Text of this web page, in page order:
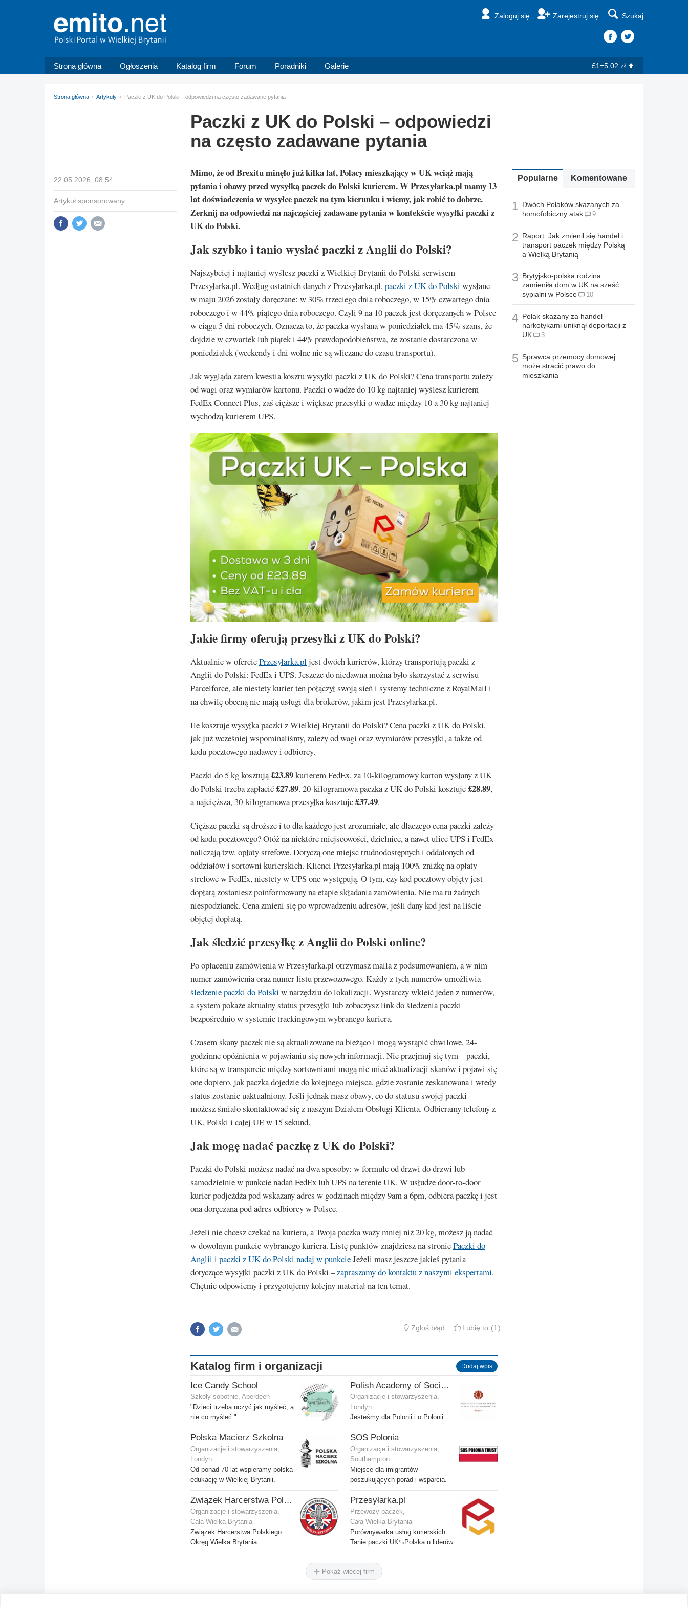
Zaloguj się Zarejestruj się Szukaj
Strona główna Ogłoszenia Katalog firm Forum Poradniki Galerie £1=5.02 zł
Strona główna Artykuły Paczki z UK do Polski – odpowiedzi na często zadawane pytania
Paczki z UK do Polski – odpowiedzi
na często zadawane pytania
22.05.2026, 08:54
Artykuł sponsorowany
Mimo, że od Brexitu minęło już kilka lat, Polacy mieszkający w UK wciąż mają
pytania i obawy przed wysyłką paczek do Polski kurierem. W Przesyłarka.pl mamy 13
lat doświadczenia w wysyłce paczek na tym kierunku i wiemy, jak robić to dobrze.
Zerknij na odpowiedzi na najczęściej zadawane pytania w kontekście wysyłki paczki z
UK do Polski.
Jak szybko i tanio wysłać paczki z Anglii do Polski?
Najszybciej i najtaniej wyślesz paczki z Wielkiej Brytanii do Polski serwisem
Przesyłarka.pl. Według ostatnich danych z Przesyłarka.pl,paczki z UK do Polski wysłane
w maju 2026 zostały doręczane: w 30% trzeciego dnia roboczego, w 15% czwartego dnia
roboczego i w 44% piątego dnia roboczego. Czyli 9 na 10 paczek jest doręczanych w Polsce
w ciągu 5 dni roboczych. Oznacza to, że paczka wysłana w poniedziałek ma 45% szans, że
dojdzie w czwartek lub piątek i 44% prawdopodobieństwa, że zostanie dostarczona w
poniedziałek (weekendy i dni wolne nie są wliczane do czasu transportu).
Jak wygląda zatem kwestia kosztu wysyłki paczki z UK do Polski? Cena transportu zależy
od wagi oraz wymiarów kartonu. Paczki o wadze do 10 kg najtaniej wyślesz kurierem
FedEx Connect Plus, zaś cięższe i większe przesyłki o wadze między 10 a 30 kg najtaniej
wychodzą kurierem UPS.
Jakie firmy oferują przesyłki z UK do Polski?
Aktualnie w oferciePrzesyłarka.pl jest dwóch kurierów, którzy transportują paczki z
Anglii do Polski: FedEx i UPS. Jeszcze do niedawna można było skorzystać z serwisu
Parcelforce, ale niestety kurier ten połączył swoją sień i systemy techniczne z RoyalMail i
na chwilę obecną nie mają usługi dla brokerów, jakim jest Przesyłarka.pl.
Ile kosztuje wysyłka paczki z Wielkiej Brytanii do Polski? Cena paczki z UK do Polski,
jak już wcześniej wspominaliśmy, zależy od wagi oraz wymiarów przesyłki, a także od
kodu pocztowego nadawcy i odbiorcy.
Paczki do 5 kg kosztują£23.89kurierem FedEx, za 10-kilogramowy karton wysłany z UK
do Polski trzeba zapłacić£27.89. 20-kilogramowa paczka z UK do Polski kosztuje£28.89,
a najcięższa, 30-kilogramowa przesyłka kosztuje£37.49.
Cięższe paczki są droższe i to dla każdego jest zrozumiałe, ale dlaczego cena paczki zależy
od kodu pocztowego? Otóż na niektóre miejscowości, dzielnice, a nawet ulice UPS i FedEx
naliczają tzw. opłaty strefowe. Dotyczą one miejsc trudnodostępnych i oddalonych od
oddziałów i sortowni kurierskich. Klienci Przesyłarka.pl mają 100% zniżkę na opłaty
strefowe w FedEx, niestety w UPS one występują. O tym, czy kod pocztowy objęty jest
dopłatą zostaniesz poinformowany na etapie składania zamówienia. Nie ma tu żadnych
niespodzianek. Cena zmieni się po wprowadzeniu adresów, jeśli dany kod jest na liście
objętej dopłatą.
Jak śledzić przesyłkę z Anglii do Polski online?
Po opłaceniu zamówienia w Przesyłarka.pl otrzymasz maila z podsumowaniem, a w nim
numer zamówienia oraz numer listu przewozowego. Każdy z tych numerów umożliwia
śledzenie paczki do Polski w narzędziu do lokalizacji. Wystarczy wkleić jeden z numerów,
a system pokaże aktualny status przesyłki lub zobaczysz link do śledzenia paczki
bezpośrednio w systemie trackingowym wybranego kuriera.
Czasem skany paczek nie są aktualizowane na bieżąco i mogą wystąpić chwilowe, 24-
godzinne opóźnienia w pojawianiu się nowych informacji. Nie przejmuj się tym – paczki,
które są w transporcie między sortowniami mogą nie mieć aktualizacji skanów i pojawi się
one dopiero, jak paczka dojedzie do kolejnego miejsca, gdzie zostanie zeskanowana i wtedy
status zostanie uaktualniony. Jeśli jednak masz obawy, co do statusu swojej paczki -
możesz śmiało skontaktować się z naszym Działem Obsługi Klienta. Odbieramy telefony z
UK, Polski i całej UE w 15 sekund.
Jak mogę nadać paczkę z UK do Polski?
Paczki do Polski możesz nadać na dwa sposoby: w formule od drzwi do drzwi lub
samodzielnie w punkcie nadań FedEx lub UPS na terenie UK. W usłudze door-to-door
kurier podjeżdża pod wskazany adres w godzinach między 9am a 6pm, odbiera paczkę i jest
ona doręczana pod adres odbiorcy w Polsce.
Jeżeli nie chcesz czekać na kuriera, a Twoja paczka waży mniej niż 20 kg, możesz ją nadać
w dowolnym punkcie wybranego kuriera. Listę punktów znajdziesz na stroniePaczki do
Anglii i paczki z UK do Polski nadaj w punkcieJeżeli masz jeszcze jakieś pytania
dotyczące wysyłki paczki z UK do Polski –zapraszamy do kontaktu z naszymi ekspertami.
Chętnie odpowiemy i przygotujemy kolejny materiał na ten temat.
Popularne Komentowane
1 Dwóch Polaków skazanych za
homofobiczny atak
9
2 Raport: Jak zmienił się handel i
transport paczek między Polską
a Wielką Brytanią
3 Brytyjsko-polska rodzina
zamieniła dom w UK na sześć
sypialni w Polsce
10
4 Polak skazany za handel
narkotykami uniknął deportacji z
UK
3
5 Sprawca przemocy domowej
może stracić prawo do
mieszkania
Zgłoś błąd Lubię to 1
Katalog firm i organizacji Dodaj wpis
Ice Candy School
Szkoły sobotnie, Aberdeen
"Dzieci trzeba uczyć jak myśleć, a
nie co myśleć."
Polish Academy of Social Sciences and Humanities Ltd
Organizacje i stowarzyszenia,
Londyn
Jesteśmy dla Polonii i o Polonii
Polska Macierz Szkolna
Organizacje i stowarzyszenia,
Londyn
Od ponad 70 lat wspieramy polską
edukację w Wielkiej Brytanii.
SOS Polonia
Organizacje i stowarzyszenia,
Southampton
Miejsce dla imigrantów
poszukujących porad i wsparcia.
Związek Harcerstwa Polskiego w Wielkiej Brytanii
Organizacje i stowarzyszenia,
Cała Wielka Brytania
Związek Harcerstwa Polskiego.
Okręg Wielka Brytania
Przesyłarka.pl
Przewozy paczek,
Cała Wielka Brytania
Porównywarka usług kurierskich.
Tanie paczki UK⇆Polska u liderów.
Pokaż więcej firm